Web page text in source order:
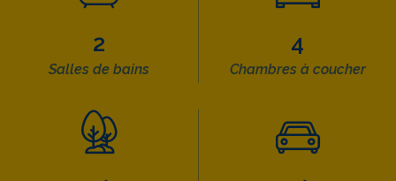
2
Salles de bains
4
Chambres à coucher